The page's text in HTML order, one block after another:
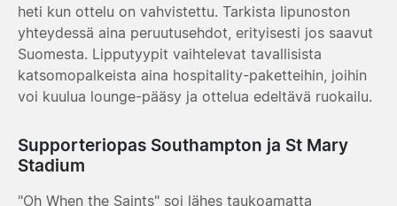
heti kun ottelu on vahvistettu. Tarkista lipunoston
yhteydessä aina peruutusehdot, erityisesti jos saavut
Suomesta. Lipputyypit vaihtelevat tavallisista
katsomopalkeista aina hospitality-paketteihin, joihin
voi kuulua lounge-pääsy ja ottelua edeltävä ruokailu.
Supporteriopas Southampton ja St Mary
Stadium
"Oh When the Saints" soi lähes taukoamatta